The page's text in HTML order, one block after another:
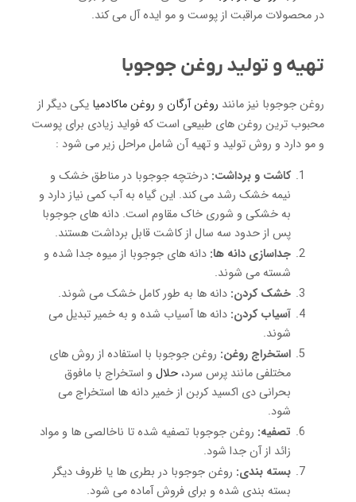
در محصولات مراقبت از پوست و مو ایده آل می کند.
تهیه و تولید روغن جوجوبا
روغن جوجوبا نیز مانند روغن آرگان و روغن ماکادمیا یکی دیگر از
محبوب ترین روغن های طبیعی است که فواید زیادی برای پوست
و مو دارد و روش تولید و تهیه آن شامل مراحل زیر می شود :
کاشت و برداشت: درختچه جوجوبا در مناطق خشک و
نیمه خشک رشد می کند. این گیاه به آب کمی نیاز دارد و
به خشکی و شوری خاک مقاوم است. دانه های جوجوبا
پس از حدود سه سال از کاشت قابل برداشت هستند.
جداسازی دانه ها: دانه های جوجوبا از میوه جدا شده و
شسته می شوند.
خشک کردن: دانه ها به طور کامل خشک می شوند.
آسیاب کردن: دانه ها آسیاب شده و به خمیر تبدیل می
شوند.
استخراج روغن: روغن جوجوبا با استفاده از روش های
مختلفی مانند پرس سرد،حلال و استخراج با مافوق
بحرانی دی اکسید کربن از خمیر دانه ها استخراج می
شود.
تصفیه: روغن جوجوبا تصفیه شده تا ناخالصی ها و مواد
زائد از آن جدا شود.
بسته بندی: روغن جوجوبا در بطری ها یا ظروف دیگر
بسته بندی شده و برای فروش آماده می شود.